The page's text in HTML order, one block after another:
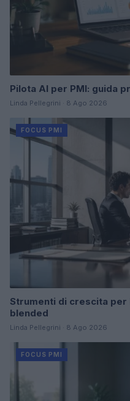
Pilota AI per PMI: guida
Linda Pellegrini · 8 Ago 2026
FOCUS PMI
Strumenti di crescita per
blended
Linda Pellegrini · 8 Ago 2026
FOCUS PMI